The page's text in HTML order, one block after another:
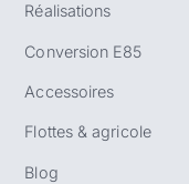
Réalisations
Conversion E85
Accessoires
Flottes & agricole
Blog